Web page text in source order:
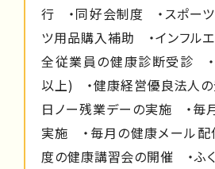
行 ・同好会制度 ・スポーツ
ツ用品購入補助 ・インフル
全従業員の健康診断受診
以上) ・健康経営優良法人
日ノー残業デーの実施 ・毎
実施 ・毎月の健康メール
度の健康講習会の開催 ・ふ